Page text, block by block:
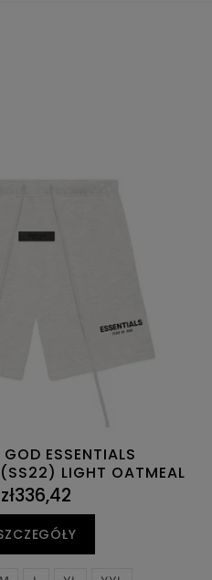
GOD ESSENTIALS
LIGHT OATMEAL
zł336,42